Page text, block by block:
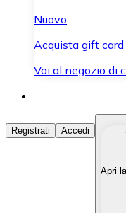
Nuovo
Acquista gift
Vai al negozio di
Acquista
Acquista le
Converti le tue
Registrati Accedi
Apri